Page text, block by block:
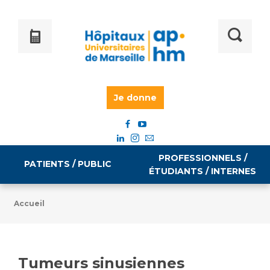
Je donne
PATIENTS / PUBLIC
PROFESSIONNELS /
ÉTUDIANTS / INTERNES
Emploi / formation
Accueil
Tumeurs sinusiennes